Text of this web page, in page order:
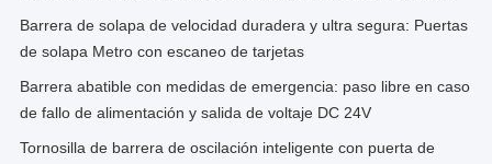
Barrera de solapa de velocidad duradera y ultra segura: Puertas
de solapa Metro con escaneo de tarjetas
Barrera abatible con medidas de emergencia: paso libre en caso
de fallo de alimentación y salida de voltaje DC 24V
Tornosilla de barrera de oscilación inteligente con puerta de